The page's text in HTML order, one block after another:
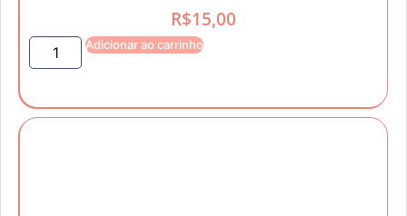
R$15,00
Adicionar ao carrinho